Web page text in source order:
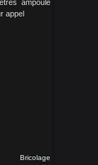
ampoule
appel
Bricolage